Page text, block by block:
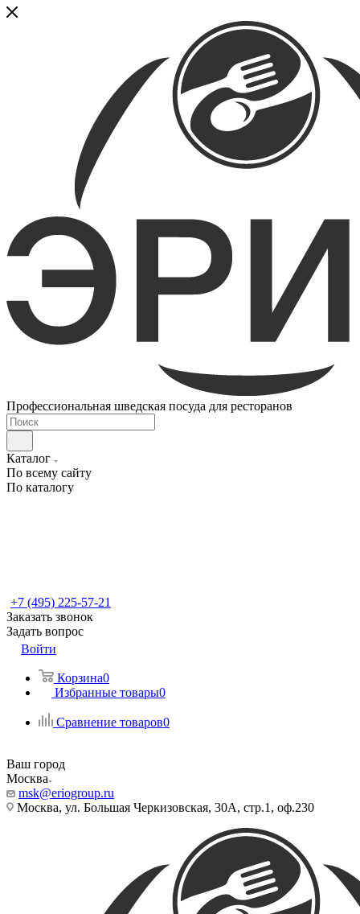
Профессиональная шведская посуда для ресторанов
Каталог
По всему сайту
По каталогу
+7 (495) 225-57-21
Заказать звонок
Задать вопрос
Войти
Корзина0
Избранные товары0
Сравнение товаров0
Ваш город
Москва
msk@eriogroup.ru
Москва, ул. Большая Черкизовская, 30А, стр.1, оф.230